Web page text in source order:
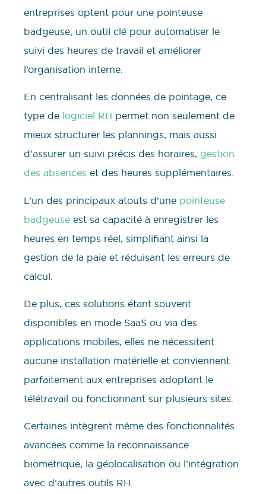
entreprises optent pour une pointeuse
badgeuse, un outil clé pour automatiser le
suivi des heures de travail et améliorer
l’organisation interne.
En centralisant les données de pointage, ce
type de logiciel RH permet non seulement de
mieux structurer les plannings, mais aussi
d’assurer un suivi précis des horaires, gestion
des absences et des heures supplémentaires.
L’un des principaux atouts d’une pointeuse
badgeuse est sa capacité à enregistrer les
heures en temps réel, simplifiant ainsi la
gestion de la paie et réduisant les erreurs de
calcul.
De plus, ces solutions étant souvent
disponibles en mode SaaS ou via des
applications mobiles, elles ne nécessitent
aucune installation matérielle et conviennent
parfaitement aux entreprises adoptant le
télétravail ou fonctionnant sur plusieurs sites.
Certaines intègrent même des fonctionnalités
avancées comme la reconnaissance
biométrique, la géolocalisation ou l’intégration
avec d’autres outils RH.